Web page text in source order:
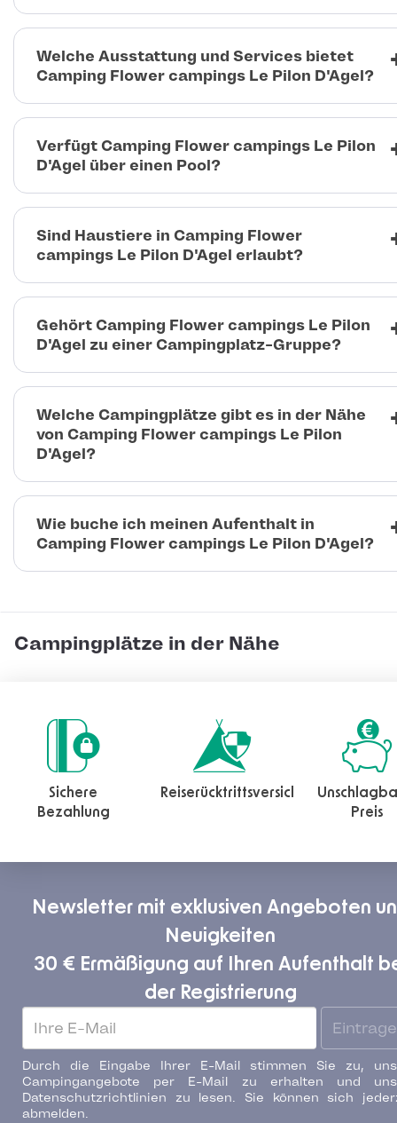
Welche Ausstattung und Services bietet
Camping Flower campings Le Pilon D'Agel?
Verfügt Camping Flower campings Le Pilon
D'Agel über einen Pool?
Sind Haustiere in Camping Flower
campings Le Pilon D'Agel erlaubt?
Gehört Camping Flower campings Le Pilon
D'Agel zu einer Campingplatz-Gruppe?
Welche Campingplätze gibt es in der Nähe
von Camping Flower campings Le Pilon
D'Agel?
Wie buche ich meinen Aufenthalt in
Camping Flower campings Le Pilon D'Agel?
Campingplätze in der Nähe
Sichere
Bezahlung
Reiserücktrittsversicherung
Preis
Newsletter mit exklusiven Angeboten
Neuigkeiten
30 € Ermäßigung auf Ihren Aufenthalt
der Registrierung
Durch die Eingabe Ihrer E-Mail stimmen Sie zu,
Campingangebote per E-Mail zu erhalten und
Datenschutzrichtlinien zu lesen. Sie können sich
abmelden.